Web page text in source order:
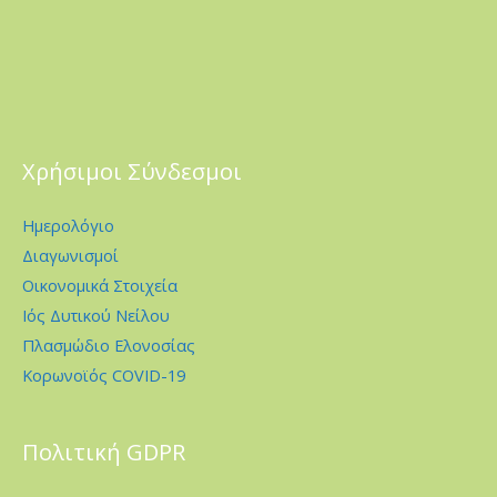
Χρήσιμοι Σύνδεσμοι
Ημερολόγιο
Διαγωνισμοί
Οικονομικά Στοιχεία
Ιός Δυτικού Νείλου
Πλασμώδιο Ελονοσίας
Κορωνοϊός COVID-19
Πολιτική GDPR